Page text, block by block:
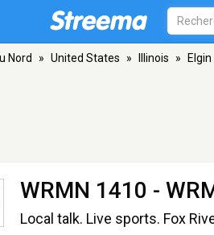
Nord » United States » Illinois » Elgin
WRMN 1410 -
Local talk. Live sports. Fox